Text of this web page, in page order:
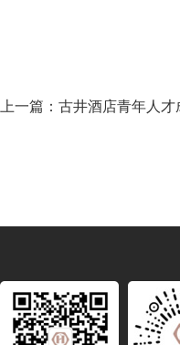
上一篇：古井酒店青年人